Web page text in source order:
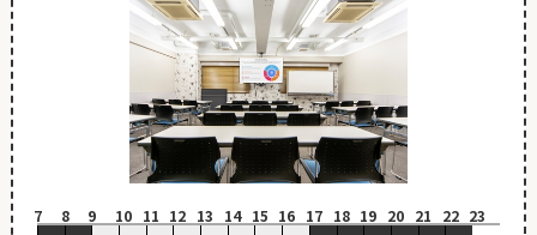
7 8 9 10 11 12 13 14 15 16 17 18 19 20 21 22 23